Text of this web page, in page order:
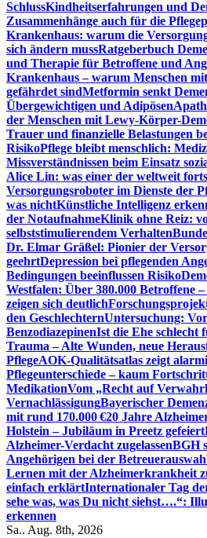
SchlussKindheitserfahrungen und
Zusammenhänge auch für die
Krankenhaus: warum die
sich ändern mussRatgeberbuch
und Therapie für Betroffene und
Krankenhaus – warum Menschen
gefährdet sindMetformin senkt
Übergewichtigen und Adipösen
der Menschen mit Lewy-Körper-
Trauer und finanzielle Belastungen
RisikoPflege bleibt menschlich:
Missverständnissen beim Einsatz
Alice Lin: was einer der weltweit
Versorgungsroboter im Dienste der
was nichtKünstliche Intelligenz
der NotaufnahmeKlinik ohne Reiz:
selbststimulierendem Verhalten
Dr. Elmar Gräßel: Pionier der
geehrtDepression bei pflegenden
Bedingungen beeinflussen Risiko
Westfalen: Über 380.000 Betroffene
zeigen sich deutlich
den GeschlechternUntersuchung:
BenzodiazepinenIst die Ehe schlecht
Trauma – Alte Wunden, neue
PflegeAOK-Qualitätsatlas zeigt
Pflegeunterschiede – kaum
MedikationVom „Recht auf
VernachlässigungBayerischer
mit rund 170.000 €20 Jahre
Holstein – Jubiläum in Preetz gefeiert
Alzheimer-Verdacht zugelassenBGH
Angehörigen bei der
Lernen mit der Alzheimerkrankheit
einfach erklärtInternationaler Tag
sehe was, was Du nicht siehst….“:
erkennen
Sa.. Aug. 8th, 2026